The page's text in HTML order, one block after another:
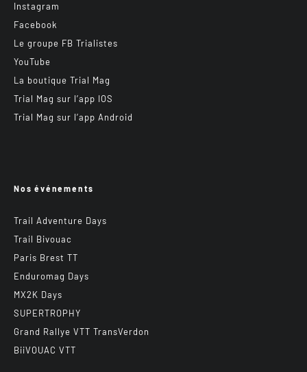
Instagram
Facebook
Le groupe FB Trialistes
YouTube
La boutique Trial Mag
Trial Mag sur l’app IOS
Trial Mag sur l’app Android
Nos événements
Trail Adventure Days
Trail Bivouac
Paris Brest TT
Enduromag Days
MX2K Days
SUPERTROPHY
Grand Rallye VTT TransVerdon
BiiVOUAC VTT